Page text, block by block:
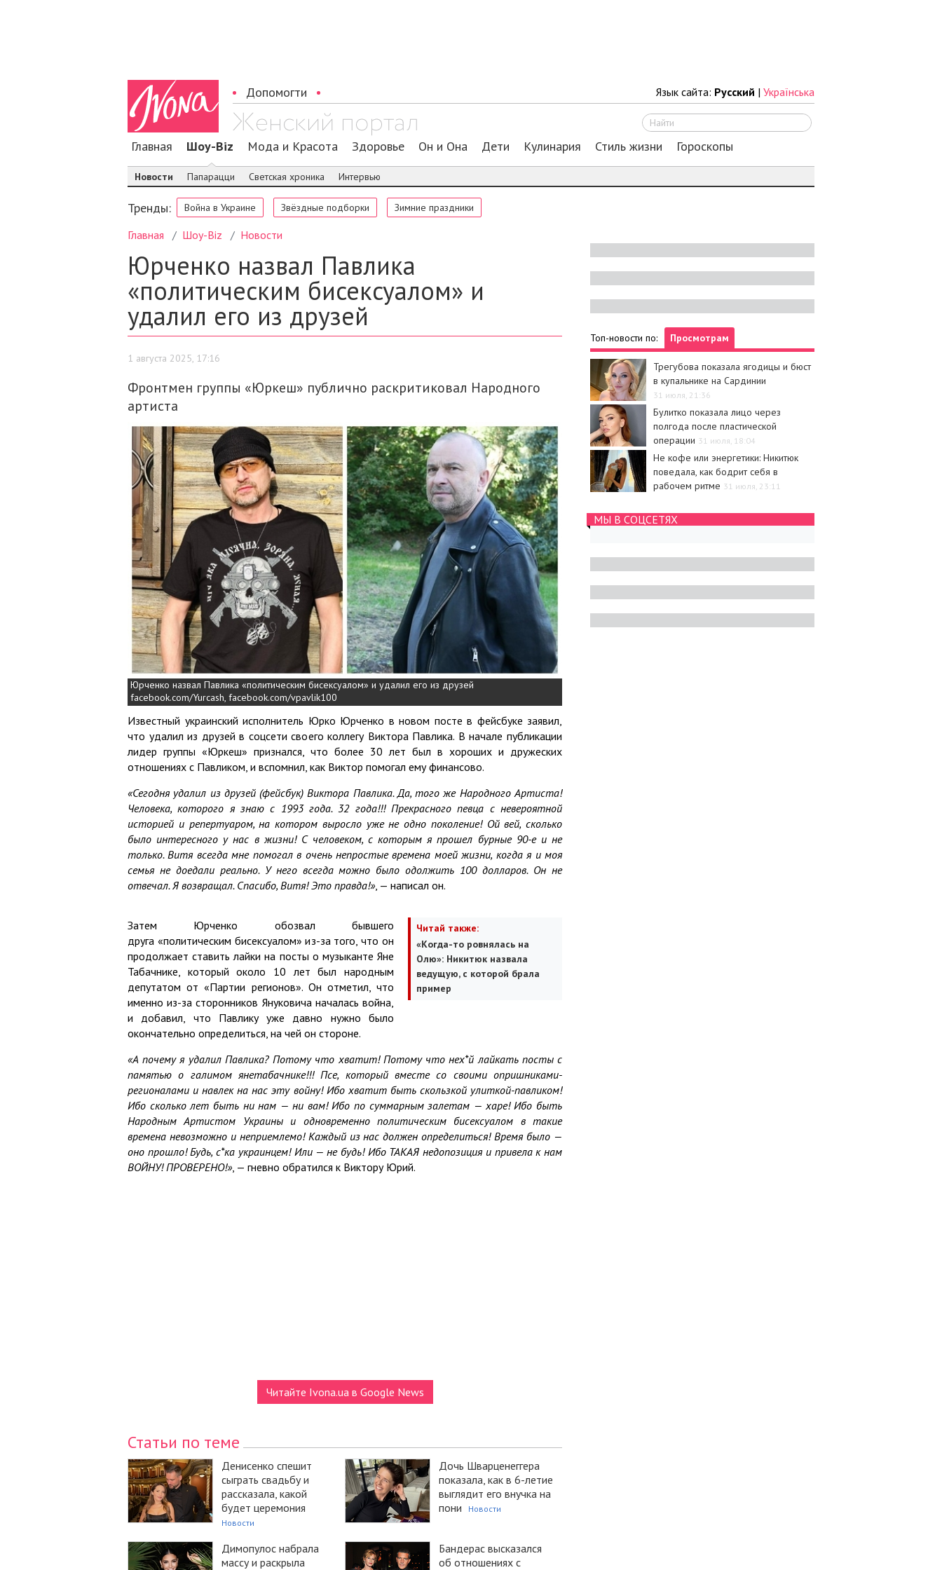
Допомогти Язык сайта: Русский | Українська
Главная Шоу-Biz Мода и Красота Здоровье Он и Она Дети Кулинария Стиль жизни Гороскопы
Новости Папарацци Светская хроника Интервью
Тренды: Война в Украине Звёздные подборки Зимние праздники
Главная Шоу-Biz Новости
Юрченко назвал Павлика
«политическим бисексуалом» и
удалил его из друзей
1 августа 2025, 17:16
Фронтмен группы «Юркеш» публично раскритиковал Народного
артиста
Юрченко назвал Павлика «политическим бисексуалом» и удалил его из друзей
facebook.com/Yurcash, facebook.com/vpavlik100
Известный украинский исполнитель Юрко Юрченко в новом посте в фейсбуке заявил,
что удалил из друзей в соцсети своего коллегу Виктора Павлика. В начале публикации
лидер группы «Юркеш» признался, что более 30 лет был в хороших и дружеских
отношениях с Павликом, и вспомнил, как Виктор помогал ему финансово.
«Сегодня удалил из друзей (фейсбук) Виктора Павлика. Да, того же Народного Артиста!
Человека, которого я знаю с 1993 года. 32 года!!! Прекрасного певца с невероятной
историей и репертуаром, на котором выросло уже не одно поколение! Ой вей, сколько
было интересного у нас в жизни! С человеком, с которым я прошел бурные 90-е и не
только. Витя всегда мне помогал в очень непростые времена моей жизни, когда я и моя
семья не доедали реально. У него всегда можно было одолжить 100 долларов. Он не
отвечал. Я возвращал. Спасибо, Витя! Это правда!», — написал он.
Читай также:
«Когда-то ровнялась на
Олю»: Никитюк назвала
ведущую, с которой брала
пример
Затем Юрченко обозвал бывшего
друга «политическим бисексуалом» из-за того, что он
продолжает ставить лайки на посты о музыканте Яне
Табачнике, который около 10 лет был народным
депутатом от «Партии регионов». Он отметил, что
именно из-за сторонников Януковича началась война,
и добавил, что Павлику уже давно нужно было
окончательно определиться, на чей он стороне.
«А почему я удалил Павлика? Потому что хватит! Потому что нех*й лайкать посты с
памятью о галимом янетабачнике!!! Псе, который вместе со своими опришниками-
регионалами и навлек на нас эту войну! Ибо хватит быть скользкой улиткой-павликом!
Ибо сколько лет быть ни нам — ни вам! Ибо по суммарным залетам — харе! Ибо быть
Народным Артистом Украины и одновременно политическим бисексуалом в такие
времена невозможно и неприемлемо! Каждый из нас должен определиться! Время было —
оно прошло! Будь, с*ка украинцем! Или — не будь! Ибо ТАКАЯ недопозиция и привела к нам
ВОЙНУ! ПРОВЕРЕНО!», — гневно обратился к Виктору Юрий.
Читайте Ivona.ua в Google News
Статьи по теме
Денисенко спешит
сыграть свадьбу и
рассказала, какой
будет церемония
Новости
Дочь Шварценеггера
показала, как в 6-летие
выглядит его внучка на
пони
Новости
Димопулос набрала
массу и раскрыла
Бандерас высказался
об отношениях с
Топ-новости по: Просмотрам
Трегубова показала ягодицы и бюст
в купальнике на Сардинии
31 июля, 21:36
Булитко показала лицо через
полгода после пластической
операции 31 июля, 18:04
Не кофе или энергетики: Никитюк
поведала, как бодрит себя в
рабочем ритме 31 июля, 23:11
МЫ В СОЦСЕТЯХ